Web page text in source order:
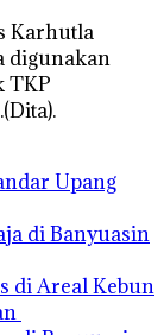
Karhutla
digunakan
TKP
Upang
di Banyuasin
di Areal Kebun